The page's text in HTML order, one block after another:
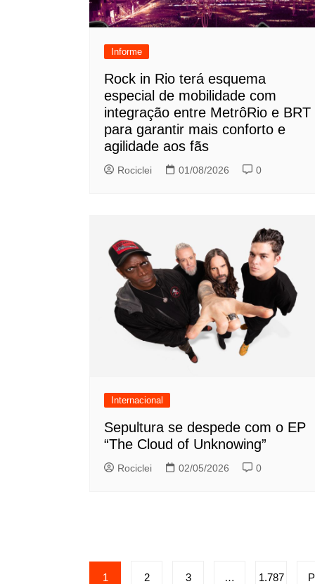
Informe
Rock in Rio terá esquema
especial de mobilidade com
integração entre MetrôRio e BRT
para garantir mais conforto e
agilidade aos fãs
Rociclei 01/08/2026 0
Internacional
Sepultura se despede com o EP
“The Cloud of Unknowing”
Rociclei 02/05/2026 0
Paginação
1 2 3 … 1.787